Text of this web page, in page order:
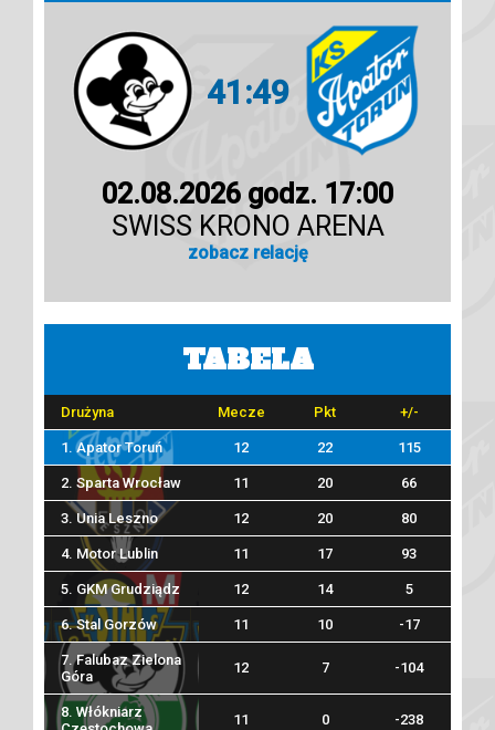
41:49
02.08.2026 godz. 17:00
SWISS KRONO ARENA
zobacz relację
TABELA
Drużyna Mecze Pkt +/-
1. Apator Toruń 12 22 115
2. Sparta Wrocław 11 20 66
3. Unia Leszno 12 20 80
4. Motor Lublin 11 17 93
5. GKM Grudziądz 12 14 5
6. Stal Gorzów 11 10 -17
7. Falubaz Zielona
Góra
12 7 -104
8. Włókniarz
11 0 -238